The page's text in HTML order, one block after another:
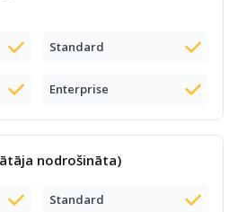
Standard
Enterprise
nodrošināta)
Standard